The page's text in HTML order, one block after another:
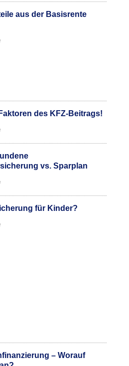
aus der Basisrente
des KFZ-Beitrags!
vs. Sparplan
für Kinder?
– Worauf